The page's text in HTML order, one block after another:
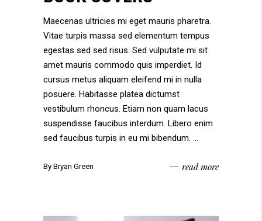
Maecenas ultricies mi eget mauris pharetra.
Vitae turpis massa sed elementum tempus
egestas sed sed risus. Sed vulputate mi sit
amet mauris commodo quis imperdiet. Id
cursus metus aliquam eleifend mi in nulla
posuere. Habitasse platea dictumst
vestibulum rhoncus. Etiam non quam lacus
suspendisse faucibus interdum. Libero enim
sed faucibus turpis in eu mi bibendum.
By Bryan Green read more